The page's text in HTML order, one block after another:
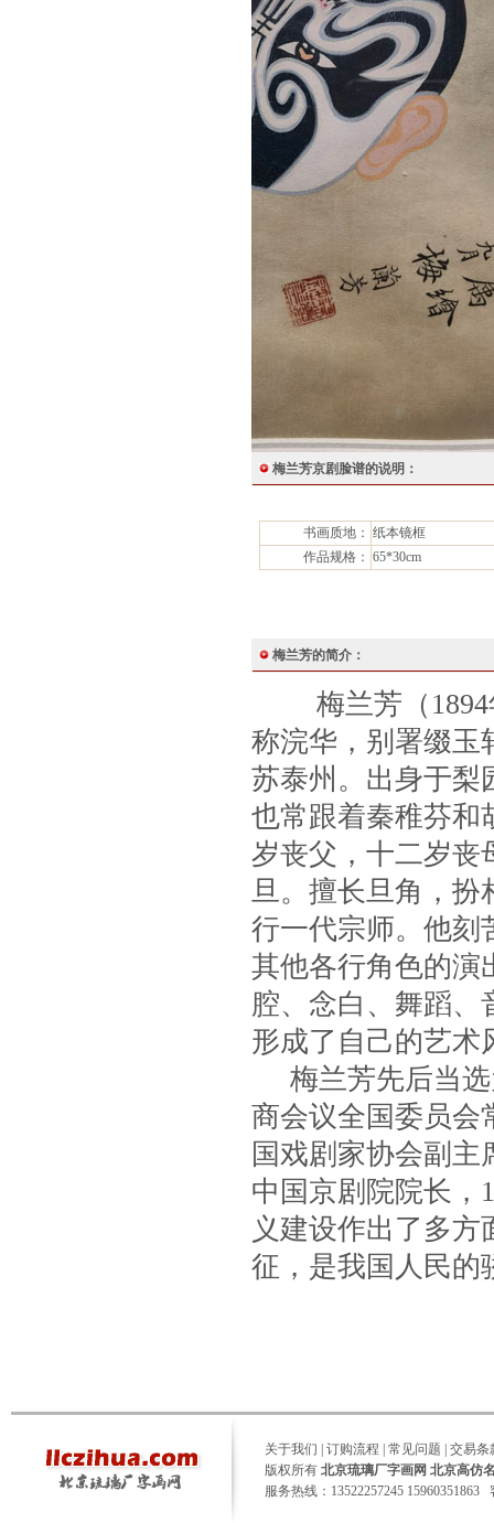
梅兰芳京剧脸谱的说明：
书画质地： 纸本镜框
作品规格： 65*30cm
梅兰芳的简介：
梅兰芳（1894
称浣华，别署缀玉
苏泰州。出身于梨
也常跟着秦稚芬和
岁丧父，十二岁丧
旦。擅长旦角，扮
行一代宗师。他刻
其他各行角色的演
腔、念白、舞蹈、
形成了自己的艺术
梅兰芳先后当选
商会议全国委员会
国戏剧家协会副
中国京剧院院长，
义建设作出了多
征，是我国人民的
关于我们 订购流程 常见问题
交易条
版权所有 北京琉璃厂字画网 北京高仿
服务热线：13522257245 15960351863